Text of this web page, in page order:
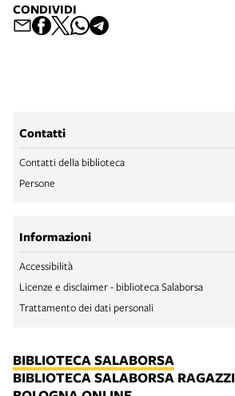
CONDIVIDI
Contatti
Contatti della biblioteca
Persone
Informazioni
Accessibilità
Licenze e disclaimer - biblioteca Salaborsa
Trattamento dei dati personali
BIBLIOTECA SALABORSA
BIBLIOTECA SALABORSA RAGAZZI